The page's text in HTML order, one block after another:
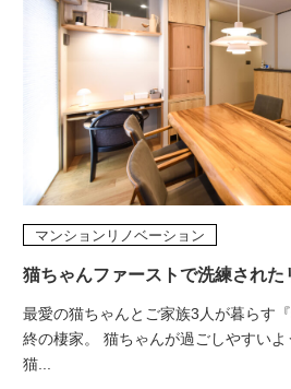
猫ちゃんファーストで洗練された
最愛の猫ちゃんとご家族3人が暮らす
終の棲家。 猫ちゃんが過ごしやすいよ
猫...
マンションリノベーション